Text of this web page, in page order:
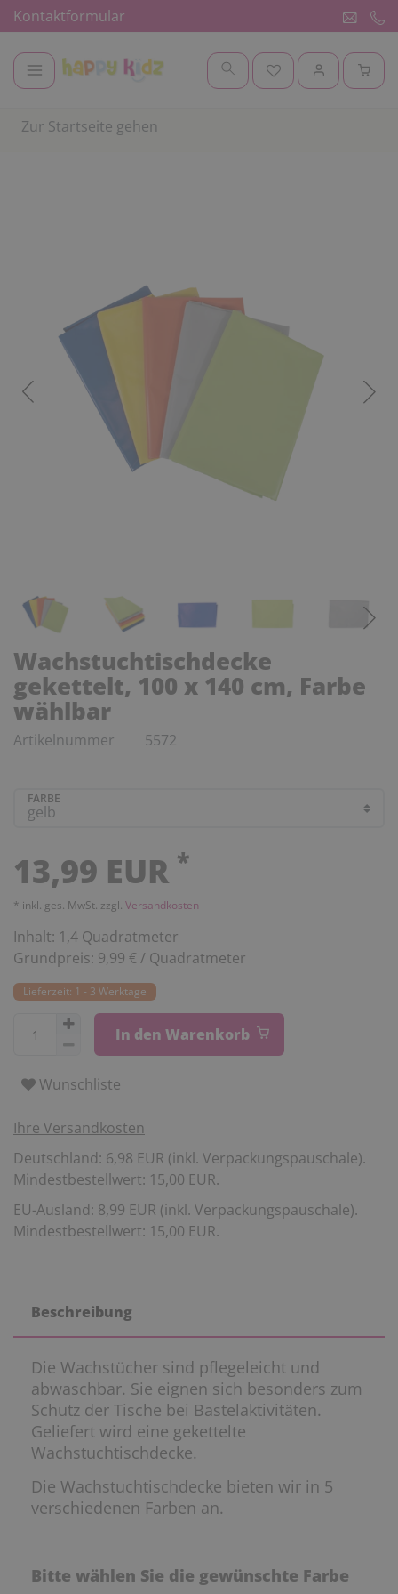
Kontaktformular
Zur Startseite gehen
Wachstuchtischdecke
gekettelt, 100 x 140 cm, Farbe
wählbar
Artikelnummer 5572
FARBE
13,99 EUR *
* inkl. ges. MwSt. zzgl. Versandkosten
Inhalt: 1,4 Quadratmeter
Grundpreis: 9,99 € / Quadratmeter
Lieferzeit: 1 - 3 Werktage
In den Warenkorb
Wunschliste
Ihre Versandkosten
Deutschland: 6,98 EUR (inkl. Verpackungspauschale).
Mindestbestellwert: 15,00 EUR.
EU-Ausland: 8,99 EUR (inkl. Verpackungspauschale).
Mindestbestellwert: 15,00 EUR.
Beschreibung
Die Wachstücher sind pflegeleicht und
abwaschbar. Sie eignen sich besonders zum
Schutz der Tische bei Bastelaktivitäten.
Geliefert wird eine gekettelte
Wachstuchtischdecke.
Die Wachstuchtischdecke bieten wir in 5
verschiedenen Farben an.
Bitte wählen Sie die gewünschte Farbe